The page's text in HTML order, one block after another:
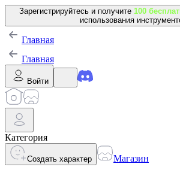
Зарегистрируйтесь и получите 100
использования
Главная
Главная
Войти
Категория
Создать характер
Магазин